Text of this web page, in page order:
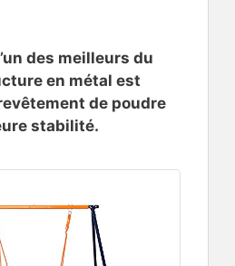
des meilleurs du
en métal est
de poudre
stabilité.